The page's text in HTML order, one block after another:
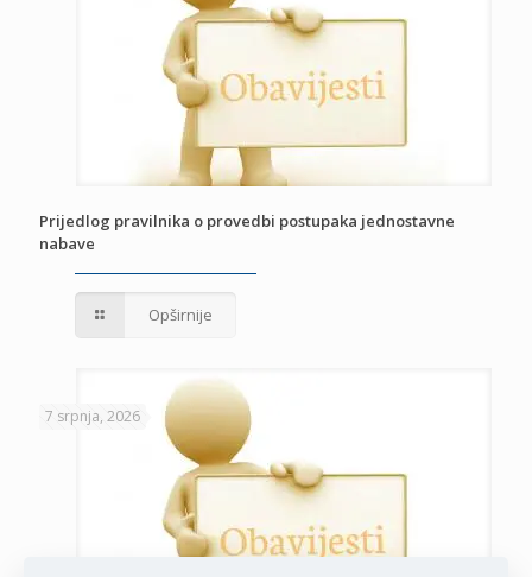
Prijedlog pravilnika o provedbi postupaka jednostavne
nabave
Opširnije
7 srpnja, 2026